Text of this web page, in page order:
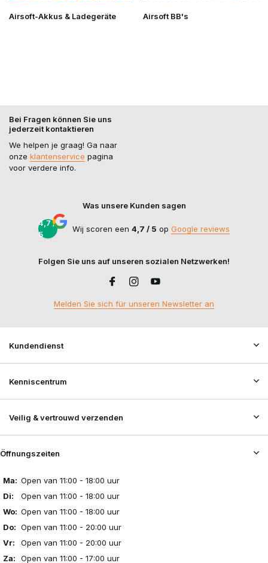
Airsoft-Akkus & Ladegeräte Airsoft BB's
Bei Fragen können Sie uns
jederzeit kontaktieren
We helpen je graag! Ga naar
onze klantenservice pagina
voor verdere info.
Was unsere Kunden sagen
4,7 /
5
Wij scoren een 4,7 / 5 op Google reviews
Folgen Sie uns auf unseren sozialen Netzwerken!
Melden Sie sich für unseren Newsletter an
Kundendienst
Kenniscentrum
Veilig & vertrouwd verzenden
Öffnungszeiten
Ma: Open van 11:00 - 18:00 uur
Di:
Open van 11:00 - 18:00 uur
Wo: Open van 11:00 - 18:00 uur
Do: Open van 11:00 - 20:00 uur
Vr:
Open van 11:00 - 20:00 uur
Za:
Open van 11:00 - 17:00 uur